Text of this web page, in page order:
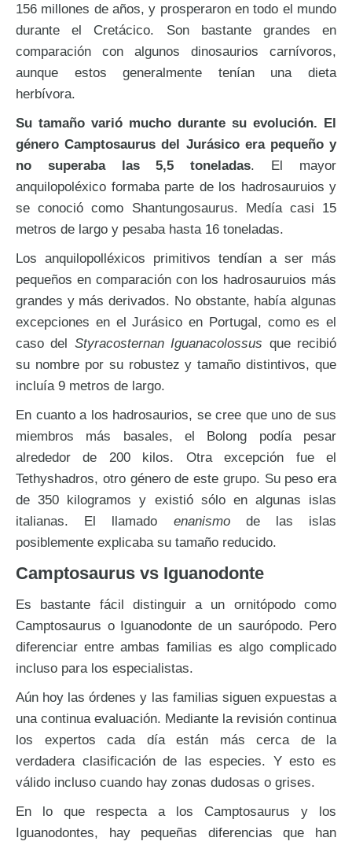
156 millones de años, y prosperaron en todo el mundo
durante el Cretácico. Son bastante grandes en
comparación con algunos dinosaurios carnívoros,
aunque estos generalmente tenían una dieta
herbívora.
Su tamaño varió mucho durante su evolución. El
género Camptosaurus del Jurásico era pequeño y
no superaba las 5,5 toneladas. El mayor
anquilopoléxico formaba parte de los hadrosauruios y
se conoció como Shantungosaurus. Medía casi 15
metros de largo y pesaba hasta 16 toneladas.
Los anquilopolléxicos primitivos tendían a ser más
pequeños en comparación con los hadrosauruios más
grandes y más derivados. No obstante, había algunas
excepciones en el Jurásico en Portugal, como es el
caso del Styracosternan Iguanacolossus que recibió
su nombre por su robustez y tamaño distintivos, que
incluía 9 metros de largo.
En cuanto a los hadrosaurios, se cree que uno de sus
miembros más basales, el Bolong podía pesar
alrededor de 200 kilos. Otra excepción fue el
Tethyshadros, otro género de este grupo. Su peso era
de 350 kilogramos y existió sólo en algunas islas
italianas. El llamado enanismo de las islas
posiblemente explicaba su tamaño reducido.
Camptosaurus vs Iguanodonte
Es bastante fácil distinguir a un ornitópodo como
Camptosaurus o Iguanodonte de un saurópodo. Pero
diferenciar entre ambas familias es algo complicado
incluso para los especialistas.
Aún hoy las órdenes y las familias siguen expuestas a
una continua evaluación. Mediante la revisión continua
los expertos cada día están más cerca de la
verdadera clasificación de las especies. Y esto es
válido incluso cuando hay zonas dudosas o grises.
En lo que respecta a los Camptosaurus y los
Iguanodontes, hay pequeñas diferencias que han